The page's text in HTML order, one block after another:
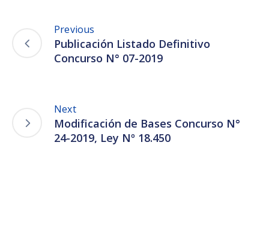
Previous
Publicación Listado Definitivo
Concurso N° 07-2019
Next
Modificación de Bases Concurso N°
24-2019, Ley Nº 18.450